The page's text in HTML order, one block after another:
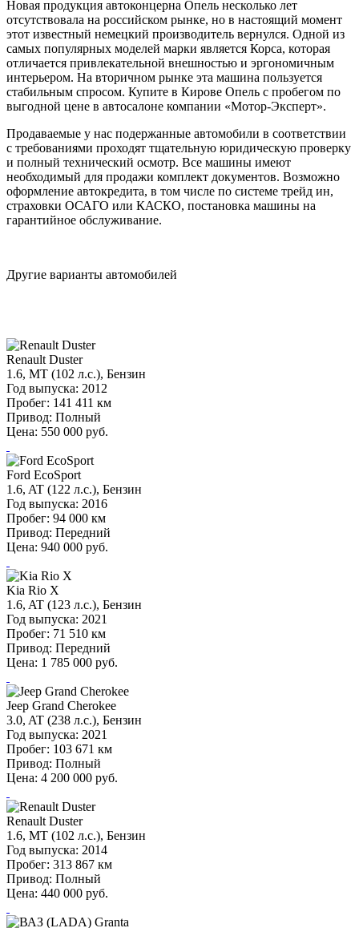
Новая продукция автоконцерна Опель несколько лет
отсутствовала на российском рынке, но в настоящий момент
этот известный немецкий производитель вернулся. Одной из
самых популярных моделей марки является Корса, которая
отличается привлекательной внешностью и эргономичным
интерьером. На вторичном рынке эта машина пользуется
стабильным спросом. Купите в Кирове Опель с пробегом по
выгодной цене в автосалоне компании «Мотор-Эксперт».
Продаваемые у нас подержанные автомобили в соответствии
с требованиями проходят тщательную юридическую проверку
и полный технический осмотр. Все машины имеют
необходимый для продажи комплект документов. Возможно
оформление автокредита, в том числе по системе трейд ин,
страховки ОСАГО или КАСКО, постановка машины на
гарантийное обслуживание.
Другие варианты автомобилей
Renault Duster
1.6, MT (102 л.с.), Бензин
Год выпуска: 2012
Пробег: 141 411 км
Привод: Полный
Цена: 550 000 руб.
Ford EcoSport
1.6, AT (122 л.с.), Бензин
Год выпуска: 2016
Пробег: 94 000 км
Привод: Передний
Цена: 940 000 руб.
Kia Rio X
1.6, AT (123 л.с.), Бензин
Год выпуска: 2021
Пробег: 71 510 км
Привод: Передний
Цена: 1 785 000 руб.
Jeep Grand Cherokee
3.0, AT (238 л.с.), Бензин
Год выпуска: 2021
Пробег: 103 671 км
Привод: Полный
Цена: 4 200 000 руб.
Renault Duster
1.6, MT (102 л.с.), Бензин
Год выпуска: 2014
Пробег: 313 867 км
Привод: Полный
Цена: 440 000 руб.